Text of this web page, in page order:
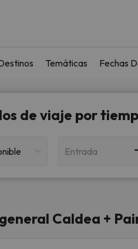
Temáticas Fechas
de viaje por
Entrada
Caldea +